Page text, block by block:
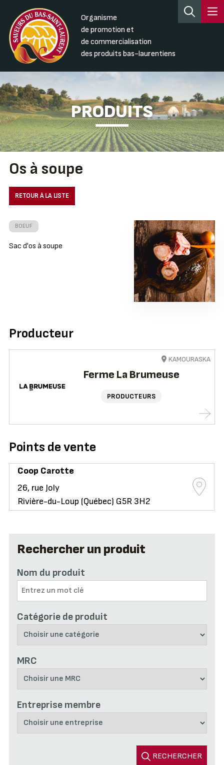
Organisme
de promotion et
de commercialisation
des produits bas-laurentiens
PRODUITS
Rechercher un produit
Nom du produit
Catégorie de produit
MRC
Entreprise membre
RECHERCHER
Os à soupe
RETOUR À LA LISTE
BOEUF
Sac d'os à soupe
Producteur
Ferme La Brumeuse
PRODUCTEURS
KAMOURASKA
Points de vente
Coop Carotte
26, rue Joly
Rivière-du-Loup (Québec) G5R 3H2